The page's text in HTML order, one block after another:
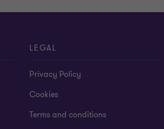
LEGAL
Privacy Policy
Cookies
Terms and conditions